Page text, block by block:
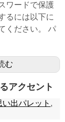
ワードで保護
るには以下に
ください。 パ
む
アクセント
い出パレット ,